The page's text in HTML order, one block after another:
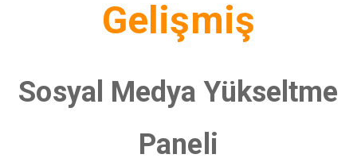
Gelişmiş
Sosyal Medya Yükseltme
Paneli